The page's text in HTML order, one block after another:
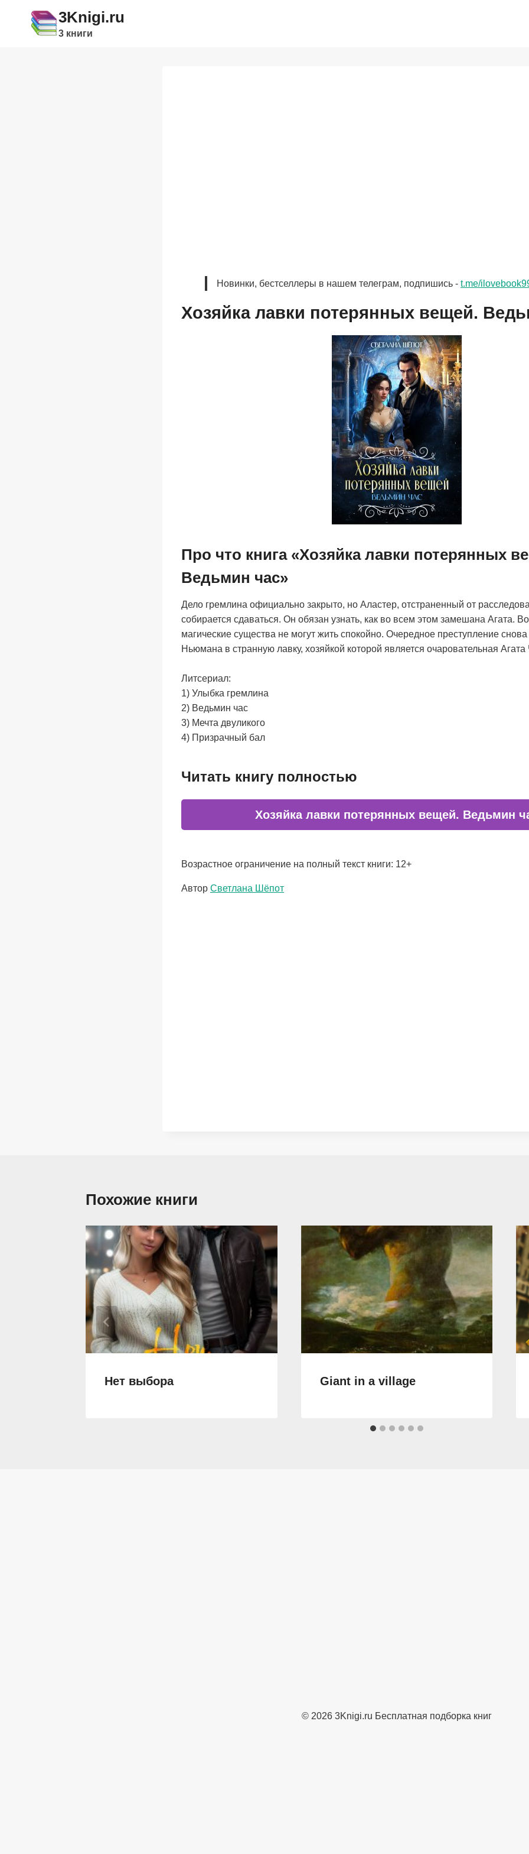
содержимому
3Knigi.ru
3 книги
Новинки, бестселлеры в нашем телеграм, подпишись - t.me/
Хозяйка лавки потерянных вещей.
Про что книга «Хозяйка лавки потерянных
Ведьмин час»
Дело гремлина официально закрыто, но Аластер, отстраненный от
собирается сдаваться. Он обязан узнать, как во всем этом замешана Агата.
магические существа не могут жить спокойно. Очередное преступление
Ньюмана в странную лавку, хозяйкой которой является очаровательная
Литсериал:
1) Улыбка гремлина
2) Ведьмин час
3) Мечта двуликого
4) Призрачный бал
Читать книгу полностью
Хозяйка лавки потерянных вещей. Ведьмин
Возрастное ограничение на полный текст книги: 12+
Метки
Автор Светлана Шёпот
Похожие книги
Нет выбора Giant in a village
© 2026 3Knigi.ru Бесплатная подборка книг